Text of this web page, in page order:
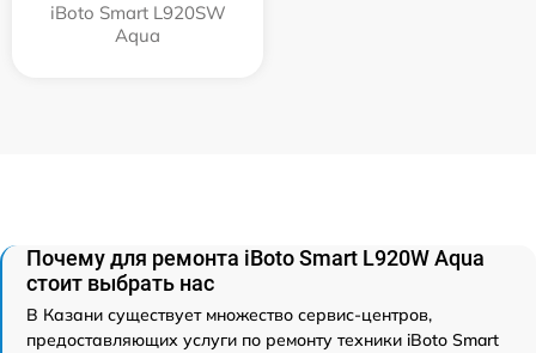
iBoto Smart L920SW
Aqua
Почему для ремонта iBoto Smart L920W Aqua
стоит выбрать нас
В Казани существует множество сервис-центров,
предоставляющих услуги по ремонту техники iBoto Smart